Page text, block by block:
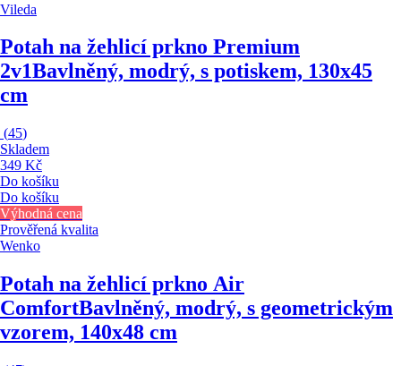
Vileda
Potah na žehlicí prkno Premium
2v1Bavlněný, modrý, s potiskem, 130x45
cm
(45)
Skladem
349 Kč
Do košíku
Do košíku
Výhodná cena
Prověřená kvalita
Wenko
Potah na žehlicí prkno Air
ComfortBavlněný, modrý, s geometrickým
vzorem, 140x48 cm